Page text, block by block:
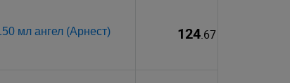
мл ангел (Арнест) 124.67